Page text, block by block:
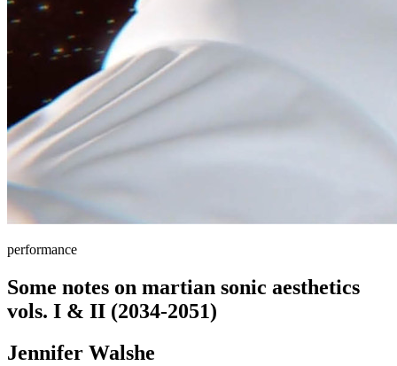
performance
Some notes on martian sonic aesthetics
vols. I & II (2034-2051)
Jennifer Walshe